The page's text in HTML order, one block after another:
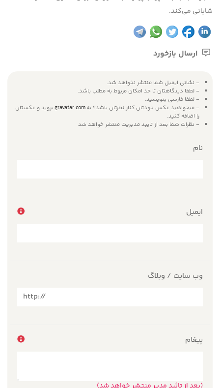
شایانی می‌کند.
ارسال بازخورد
- نشانی ایمیل شما منتشر نخواهد شد.
- لطفا دیدگاهتان تا حد امکان مربوط به مطلب باشد.
- لطفا فارسی بنویسید.
- میخواهید عکس خودتان کنار نظرتان باشد؟ بهgravatar.comبروید و عکستان
را اضافه کنید.
- نظرات شما بعد از تایید مدیریت منتشر خواهد شد
نام
ایمیل
وب سایت / وبلاگ
پیغام